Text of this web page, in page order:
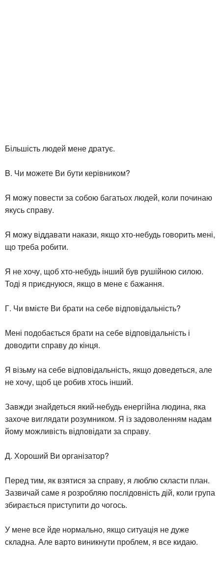
Більшість людей мене дратує.
B. Чи можете Ви бути керівником?
Я можу повести за собою багатьох людей, коли починаю
якусь справу.
Я можу віддавати накази, якщо хто-небудь говорить мені,
що треба робити.
Я не хочу, щоб хто-небудь інший був рушійною силою.
Тоді я приєднуюся, якщо в мене є бажання.
Г. Чи вмієте Ви брати на себе відповідальність?
Мені подобається брати на себе відповідальність і
доводити справу до кінця.
Я візьму на себе відповідальність, якщо доведеться, але
не хочу, щоб це робив хтось інший.
Завжди знайдеться який-небудь енергійна людина, яка
захоче виглядати розумником. Я із задоволенням надам
йому можливість відповідати за справу.
Д. Хороший Ви організатор?
Перед тим, як взятися за справу, я люблю скласти план.
Зазвичай саме я розробляю послідовність дій, коли група
збирається приступити до чогось.
У мене все йде нормально, якщо ситуація не дуже
складна. Але варто виникнути проблем, я все кидаю.